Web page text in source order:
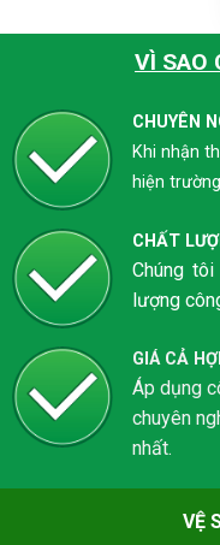
VÌ SAO
CHUYÊN
Khi nhận
hiện
CHẤT
Chúng
lượng
GIÁ CẢ
Áp dụng
chuyên
nhất.
VỆ